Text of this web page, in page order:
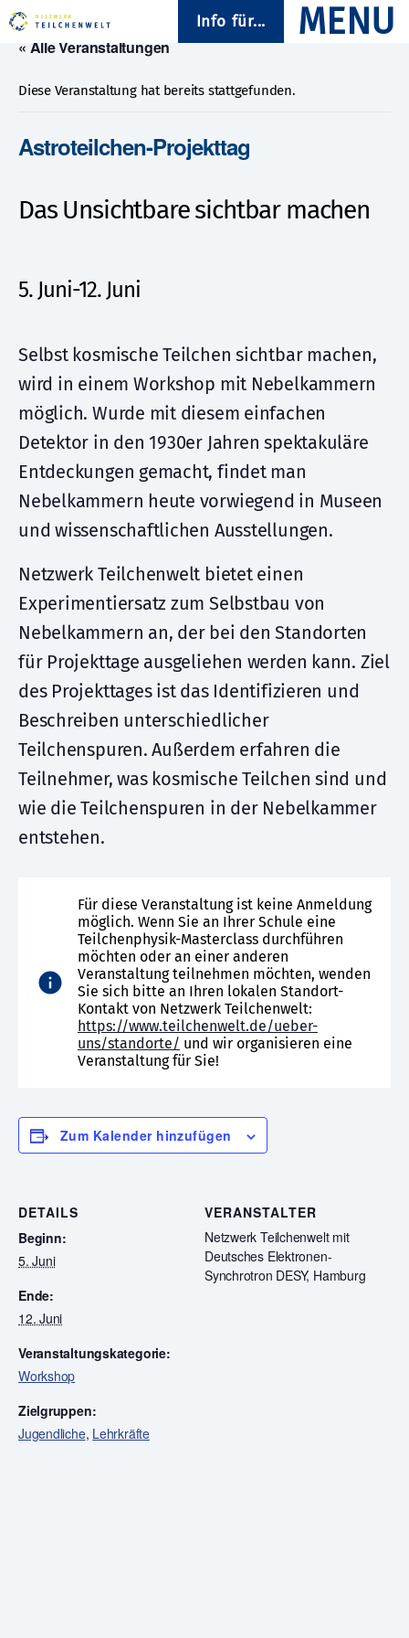
Info für...
« Alle Veranstaltungen
Diese Veranstaltung hat bereits stattgefunden.
Astroteilchen-Projekttag
Das Unsichtbare sichtbar machen
5. Juni-12. Juni
Selbst kosmische Teilchen sichtbar machen,
wird in einem Workshop mit Nebelkammern
möglich. Wurde mit diesem einfachen
Detektor in den 1930er Jahren spektakuläre
Entdeckungen gemacht, findet man
Nebelkammern heute vorwiegend in Museen
und wissenschaftlichen Ausstellungen.
Netzwerk Teilchenwelt bietet einen
Experimentiersatz zum Selbstbau von
Nebelkammern an, der bei den Standorten
für Projekttage ausgeliehen werden kann. Ziel
des Projekttages ist das Identifizieren und
Beschreiben unterschiedlicher
Teilchenspuren. Außerdem erfahren die
Teilnehmer, was kosmische Teilchen sind und
wie die Teilchenspuren in der Nebelkammer
entstehen.
Für diese Veranstaltung ist keine Anmeldung
möglich. Wenn Sie an Ihrer Schule eine
Teilchenphysik-Masterclass durchführen
möchten oder an einer anderen
Veranstaltung teilnehmen möchten, wenden
Sie sich bitte an Ihren lokalen Standort-
Kontakt von Netzwerk Teilchenwelt:
https://www.teilchenwelt.de/ueber-
uns/standorte/ und wir organisieren eine
Veranstaltung für Sie!
Zum Kalender hinzufügen
DETAILS
Beginn:
5. Juni
Ende:
12. Juni
Veranstaltungskategorie:
Workshop
Zielgruppen:
Jugendliche, Lehrkräfte
VERANSTALTER
Netzwerk Teilchenwelt mit
Deutsches Elektronen-
Synchrotron DESY, Hamburg